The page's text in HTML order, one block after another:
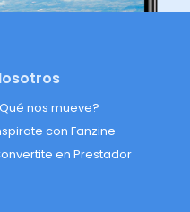
nos mueve?
con Fanzine
en Prestador